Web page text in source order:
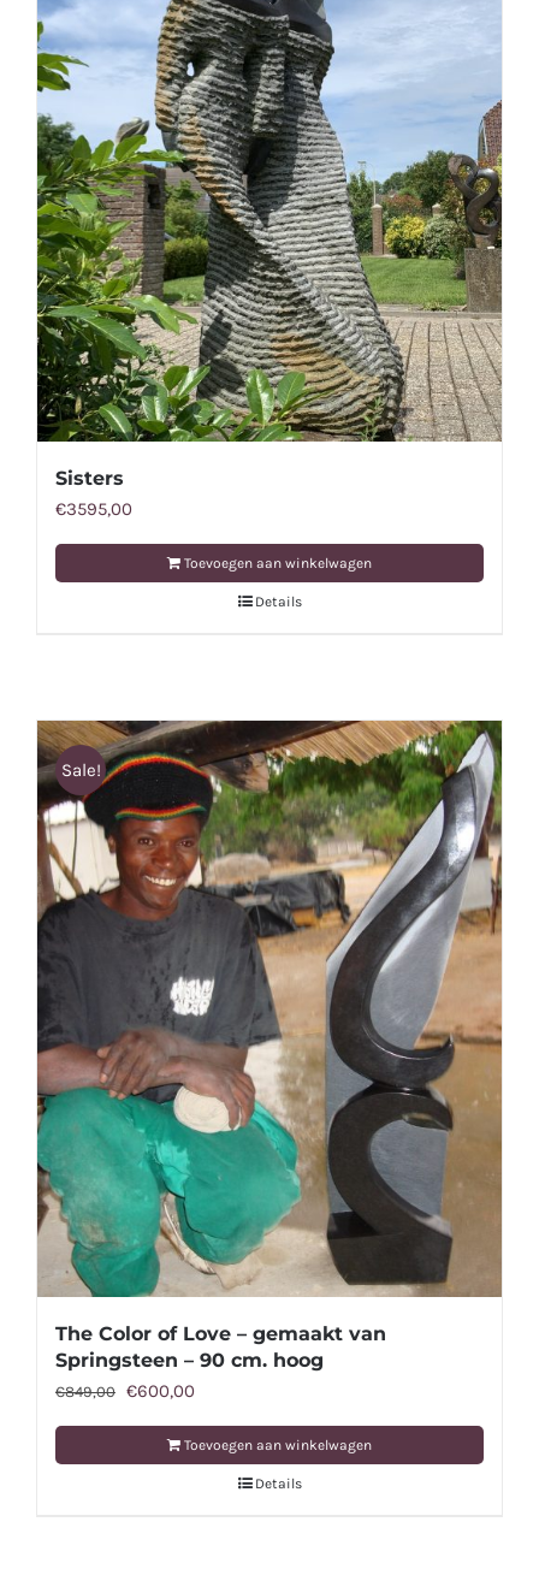
Sisters
€3595,00
Toevoegen aan winkelwagen
Details
Sale!
The Color of Love – gemaakt van
Springsteen – 90 cm. hoog
€849,00 Oorspronkelijke
prijs
€600,00
prijs
is:
€600,00.
Toevoegen aan winkelwagen
Details